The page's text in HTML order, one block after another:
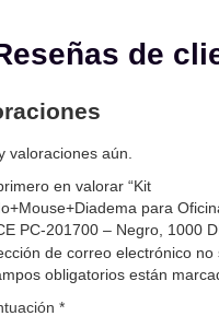
de
valoraciones aún.
en valorar “Kit
para
PC-201700 – Negro, 1000
de correo electrónico no
obligatorios están
*